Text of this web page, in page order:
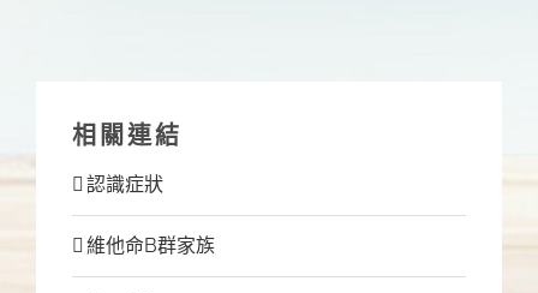
相關連結
認識症狀
維他命B群家族